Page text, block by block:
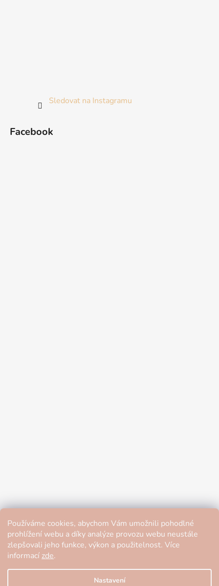
Používáme cookies, abychom Vám umožnili pohodlné
prohlížení webu a díky analýze provozu webu neustále
zlepšovali jeho funkce, výkon a použitelnost. Více
informací zde.
Nastavení
Sledovat na Instagramu
Facebook